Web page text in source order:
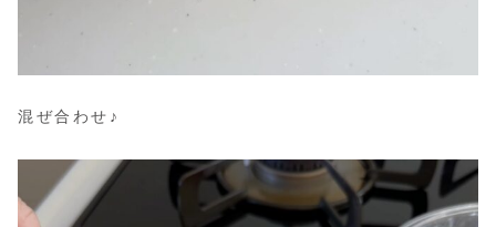
混ぜ合わせ♪